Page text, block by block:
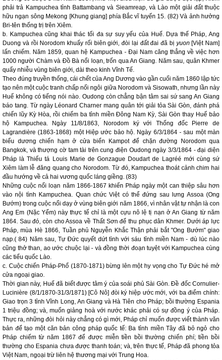
phải trả Kampuchea tỉnh Battambang và Sieamreap, và Lào một giải đất thuộc
hữu ngạn sông Mekong [Khung giang] phía Bắc vĩ tuyến 15. (82) Và ảnh hưởng
Bri-tên thống trị trên Xiêm.
b. Kampuchea cũng khai thác tối đa sự suy yếu của Huế. Dựa thế Pháp, Ang
Duong và rồi Norodom khuấy rối biên giới, đòi lại đất đai đã bị yuon [Việt Nam]
lấn chiếm. Năm 1859, quan hệ Kampuchea - Đại Nam căng thẳng về việc hơn
1000 người Chàm và Đồ Bà nổi loạn, trốn qua An Giang. Năm sau, quân Khmer
quấy nhiễu vùng biên giới, dài theo kinh Vĩnh Tế.
Theo đúng truyền thống, cái chết của Ang Dương vào gần cuối năm 1860 lập tức
tạo nên một cuộc tranh chấp nối ngôi giữa Norodom và Sisowath, nhưng lần này
Huế không có tiếng nói nào. Oudong còn chẳng bận tâm sai sứ sang An Giang
báo tang. Từ ngày Léonard Charner mang quân tới giải tỏa Sài Gòn, đánh phá
chiến lũy Kỳ Hòa, rồi chiếm ba tỉnh miền Đông Nam Kỳ, Sài Gòn thay Huế bảo
hộ Kampuchea. Ngày 11/8/1863, Norodom ký với Thống đốc Pierre de
Lagrandière (1863-1868) một Hiệp ước bảo hộ. Ngày 6/3/1864 - sau một màn
biểu dương chiến hạm ở cửa biển Kampot để chặn đường Norodom qua
Bangkok, và thượng cờ tam tài trên cung điện Oudong ngày 3/3/1864 - đại diện
Pháp là Thiếu tá Louis Marie de Gonzague Doudart de Lagréé mới cùng sứ
Xiêm làm lễ đăng quang cho Norodom. Từ đó, Kampuchea thoát cảnh chim hai
đầu hướng về cả hai vương quốc láng giềng. (83)
Những cuộc nổi loạn năm 1866-1867 khiến Pháp ngày một can thiệp sâu hơn
vào nội tình Kampuchea. Quan chức Việt có thể đứng sau lưng Assoa (Ong
Bướm) trong cuộc nổi dạy ở vùng biên giới năm 1866, vì nhân vật tự nhận là con
Ang Em (Nặc Yểm) này thực tế chỉ là một cựu nô lệ tị nạn ở An Giang từ năm
1864. Sau đó, còn cho Assoa về Thất Sơn để thu phục dân Khmer. Dưới áp lực
Pháp, mùa Hè 1866, Tuần phủ Nguyễn Khắc Thận phải bắt "Ong Bướm" giao
nạp.(84) Năm sau, Tự Đức quyết dứt tình với sáu tỉnh miền Nam - dù lúc nào
cũng thở than, ao ước chuộc lại - và đồng thời đoạn tuyệt với Kampuchea cùng
các tiểu quốc Lào.
c. Cuộc chiến Pháp-Phổ (1870-1871) bừng lên một hy vọng cho Tự Đức hé mở
cửa ngoại giao.
Thời gian này, Huế đã biết được tâm ý của soái phủ Sài Gòn. Đề đốc Cornulier-
Lucinière (8/1/1870-31/3/1871) [Cô Nô] đòi ký hiệp ước mới, với ba điểm chính:
Giao trọn 3 tỉnh Vĩnh Long, An Giang và Hà Tiên cho Pháp; bồi thường Espania
1 triệu đồng; và, muốn giảng hoà với nước khác phải có sự đồng ý của Pháp.
Thực ra, những đòi hỏi này chẳng có gì mới, Pháp chỉ muốn được viết thành văn
bản để tạo một căn bản công pháp quốc tế: Ba tỉnh miền Tây đã bỏ ngỏ cho
Pháp chiếm từ năm 1867 để được miễn tiền bồi thường chiến phí; tiền bồi
thường cho Espania chưa được thanh toán; và, trên thực tế, Pháp đã phong tỏa
Việt Nam, ngoại trừ liên hệ thương mại với Trung Hoa.